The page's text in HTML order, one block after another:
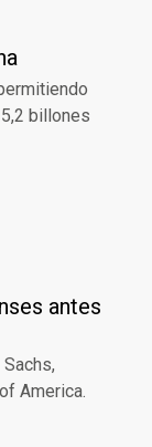
billones
antes
America.